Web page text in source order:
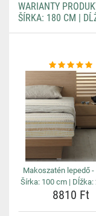
WARIANTY
ŠÍRKA: 180 CM |
Makoszatén lepedő
Šírka: 100 cm | Dĺžka:
8810 Ft